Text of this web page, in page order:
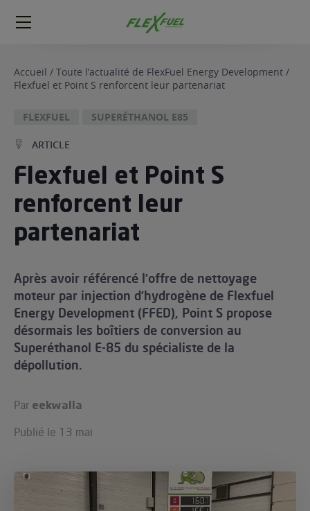
FlexFuel
Méga
?
du carburant avec
le Superéthanol
?
garagiste
Accueil / Toute l’actualité de FlexFuel Energy Development /
Flexfuel et Point S renforcent leur partenariat
FLEXFUEL SUPERÉTHANOL E85
ARTICLE
Flexfuel et Point S
renforcent leur
partenariat
Après avoir référencé l’offre de nettoyage
moteur par injection d’hydrogène de Flexfuel
Energy Development (FFED), Point S propose
désormais les boîtiers de conversion au
Superéthanol E-85 du spécialiste de la
dépollution.
Par eekwalla
Publié le 13 mai